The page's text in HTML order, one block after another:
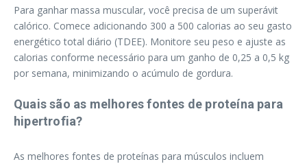
Para ganhar massa muscular, você precisa de um superávit
calórico. Comece adicionando 300 a 500 calorias ao seu gasto
energético total diário (TDEE). Monitore seu peso e ajuste as
calorias conforme necessário para um ganho de 0,25 a 0,5 kg
por semana, minimizando o acúmulo de gordura.
Quais são as melhores fontes de proteína para
hipertrofia?
As melhores fontes de proteínas para músculos incluem